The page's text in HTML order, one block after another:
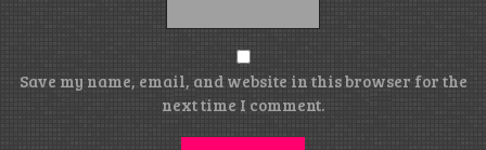
Save my name, email, and website in this browser for the
next time I comment.